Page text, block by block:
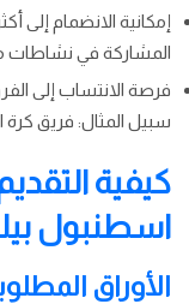
المشاركة في نشاطات
فرصة الانتساب إلى
سبيل المثال: فريق كرة
كيفية
اسطنبول
الأوراق